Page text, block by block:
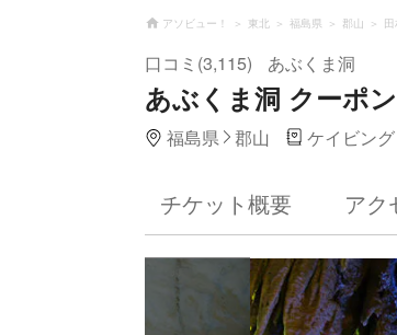
アソビュー！ 東北 福島県 郡山
口コミ(3,115) あぶくま洞
あぶくま洞 クーポン
福島県 郡山 ケイビン
チケット概要 アク